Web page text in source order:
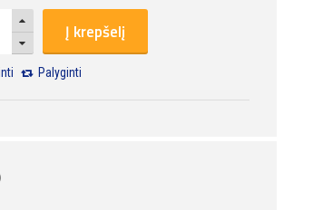
Į krepšelį
Palyginti